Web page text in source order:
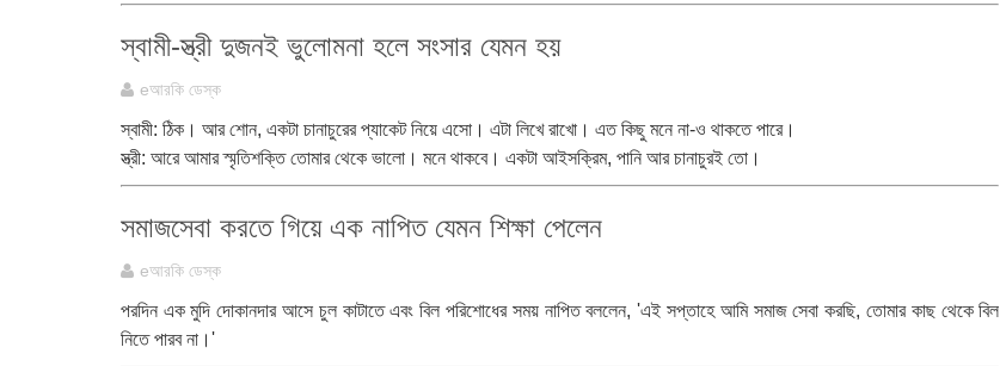
স্বামী-স্ত্রী দুজনই ভুলোমনা হলে সংসার যেমন হয়
eআরকি ডেস্ক
স্বামী: ঠিক। আর শোন, একটা চানাচুরের প্যাকেট নিয়ে এসো। এটা লিখে রাখো। এত কিছু মনে না-ও থাকতে পারে।
স্ত্রী: আরে আমার স্মৃতিশক্তি তোমার থেকে ভালো। মনে থাকবে। একটা আইসক্রিম, পানি আর চানাচুরই তো।
সমাজসেবা করতে গিয়ে এক নাপিত যেমন শিক্ষা পেলেন
eআরকি ডেস্ক
পরদিন এক মুদি দোকানদার আসে চুল কাটাতে এবং বিল পরিশোধের সময় নাপিত বললেন, 'এই সপ্তাহে আমি সমাজ সেবা করছি, তোমার কাছ থেকে বিল
নিতে পারব না।'